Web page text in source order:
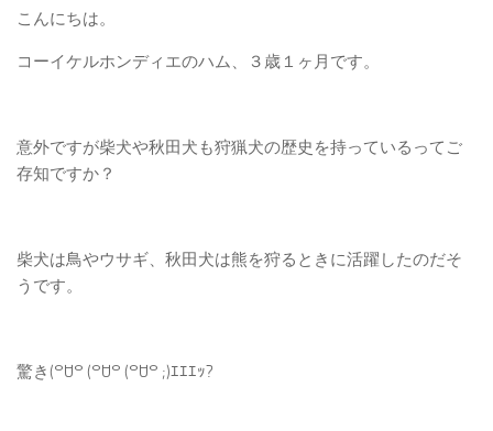
こんにちは。
コーイケルホンディエのハム、３歳１ヶ月です。
意外ですが柴犬や秋田犬も狩猟犬の歴史を持っているってご
存知ですか？
柴犬は鳥やウサギ、秋田犬は熊を狩るときに活躍したのだそ
うです。
驚き(꒪ꇴ꒪ (꒪ꇴ꒪ (꒪ꇴ꒪ ;)ｴｴｴｯ?